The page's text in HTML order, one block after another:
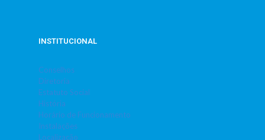
INSTITUCIONAL
Conselhos
Diretoria
Estatuto Social
História
Horário de Funcionamento
Instalações
Localização